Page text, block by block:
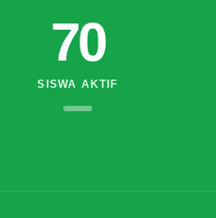
70
SISWA AKTIF